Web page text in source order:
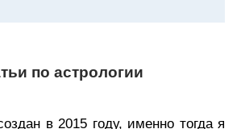
по астрологии
в 2015 году, именно тогда я